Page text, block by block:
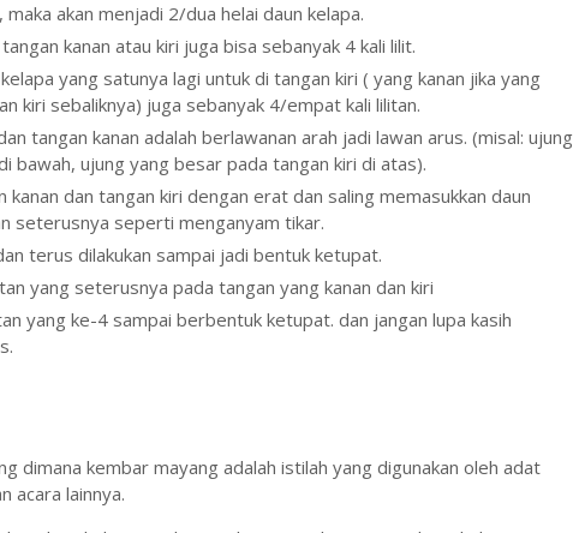
akan menjadi 2/dua helai daun kelapa.
kanan atau kiri juga bisa sebanyak 4 kali lilit.
yang satunya lagi untuk di tangan kiri ( yang kanan jika yang
kiri sebaliknya) juga sebanyak 4/empat kali lilitan.
tangan kanan adalah berlawanan arah jadi lawan arus. (misal: ujung
bawah, ujung yang besar pada tangan kiri di atas).
kanan dan tangan kiri dengan erat dan saling memasukkan daun
seterusnya seperti menganyam tikar.
terus dilakukan sampai jadi bentuk ketupat.
yang seterusnya pada tangan yang kanan dan kiri
yang ke-4 sampai berbentuk ketupat. dan jangan lupa kasih
dimana kembar mayang adalah istilah yang digunakan oleh adat
acara lainnya.